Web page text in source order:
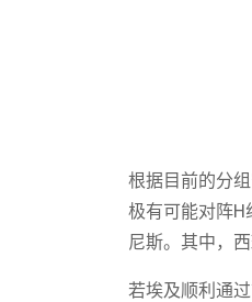
根据目前的分
极有可能对阵
尼斯。其中，
若埃及顺利通